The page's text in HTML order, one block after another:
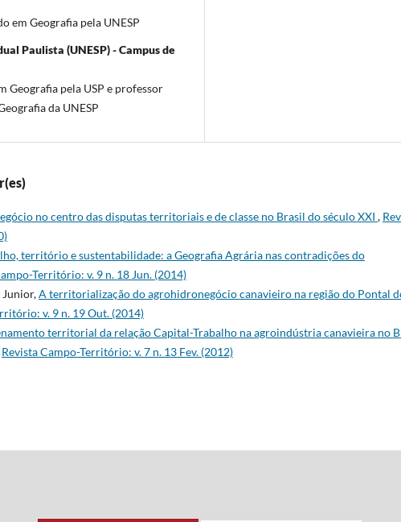
em Geografia pela UNESP
Paulista (UNESP) - Campus de
Geografia pela USP e professor
da UNESP
no centro das disputas territoriais e de classe no Brasil do século XXI ,
território e sustentabilidade: a Geografia Agrária nas contradições do
Território: v. 9 n. 18 Jun. (2014)
A territorialização do agrohidronegócio canavieiro na região do Pontal
v. 9 n. 19 Out. (2014)
territorial da relação Capital-Trabalho na agroindústria canavieira no
Revista Campo-Território: v. 7 n. 13 Fev. (2012)